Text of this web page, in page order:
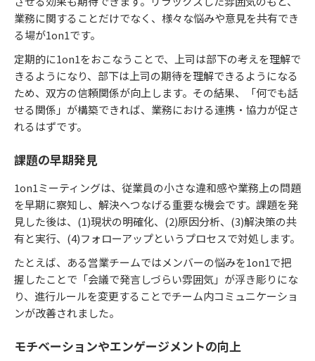
業務に関することだけでなく、様々な悩みや意見を共有でき
る場が1on1です。
定期的に1on1をおこなうことで、上司は部下の考えを理解で
きるようになり、部下は上司の期待を理解できるようになる
ため、双方の信頼関係が向上します。その結果、「何でも話
せる関係」が構築できれば、業務における連携・協力が促さ
れるはずです。
課題の早期発見
1on1ミーティングは、従業員の小さな違和感や業務上の問題
を早期に察知し、解決へつなげる重要な機会です。課題を発
見した後は、(1)現状の明確化、(2)原因分析、(3)解決策の共
有と実行、(4)フォローアップというプロセスで対処します。
たとえば、ある営業チームではメンバーの悩みを1on1で把
握したことで「会議で発言しづらい雰囲気」が浮き彫りにな
り、進行ルールを変更することでチーム内コミュニケーショ
ンが改善されました。
モチベーションやエンゲージメントの向上